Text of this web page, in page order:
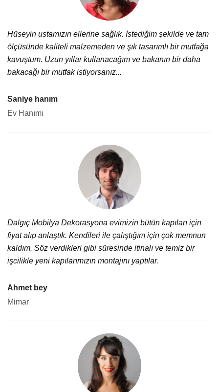
Hüseyin ustamızın ellerine sağlık. İstediğim şekilde ve tam
ölçüsünde kaliteli malzemeden ve şık tasarımlı bir mutfağa
kavuştum. Uzun yıllar kullanacağım ve bakanın bir daha
bakacağı bir mutfak istiyorsanız...
Saniye hanım
Ev Hanımı
Dalgıç Mobilya Dekorasyona evimizin bütün kapıları için
fiyat alıp anlaştık. Kendileri ile çalıştığım için çok memnun
kaldım. Söz verdikleri gibi süresinde itinalı ve temiz bir
işcilikle yeni kapılarımızın montajını yaptılar.
Ahmet bey
Mimar